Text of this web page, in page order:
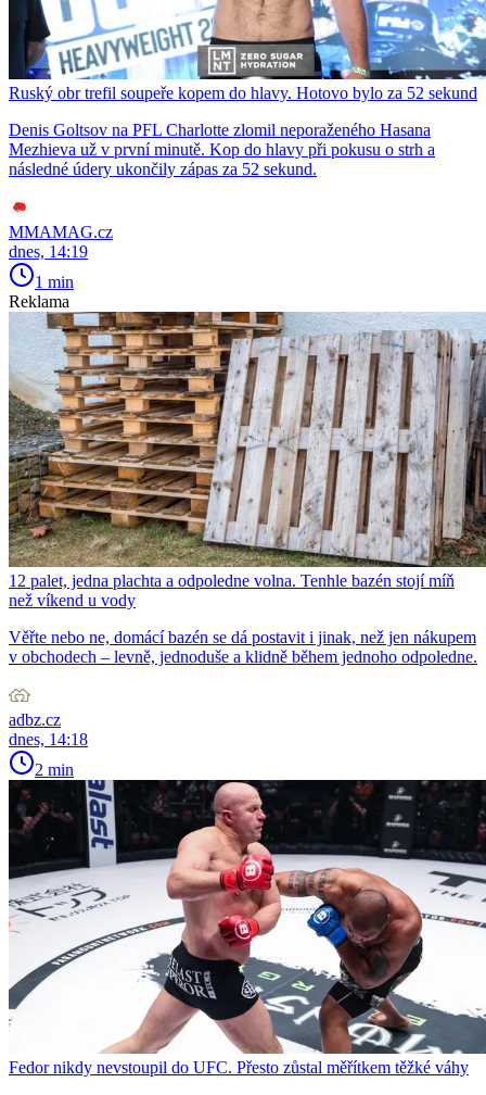
Ruský obr trefil soupeře kopem do hlavy. Hotovo bylo za 52 sekund
Denis Goltsov na PFL Charlotte zlomil neporaženého Hasana
Mezhieva už v první minutě. Kop do hlavy při pokusu o strh a
následné údery ukončily zápas za 52 sekund.
MMAMAG.cz
dnes, 14:19
1 min
Reklama
12 palet, jedna plachta a odpoledne volna. Tenhle bazén stojí míň
než víkend u vody
Věřte nebo ne, domácí bazén se dá postavit i jinak, než jen nákupem
v obchodech – levně, jednoduše a klidně během jednoho odpoledne.
adbz.cz
dnes, 14:18
2 min
Fedor nikdy nevstoupil do UFC. Přesto zůstal měřítkem těžké váhy